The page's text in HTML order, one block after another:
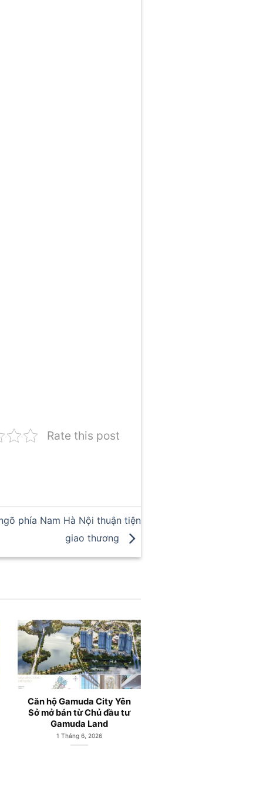
Rate this post
phía Nam Hà Nội thuận tiện
giao thương
Gamuda Central Park;
Căn hộ chung cư Gamuda
Land Yên Sở Hà Nội
3 Tháng 5, 2026